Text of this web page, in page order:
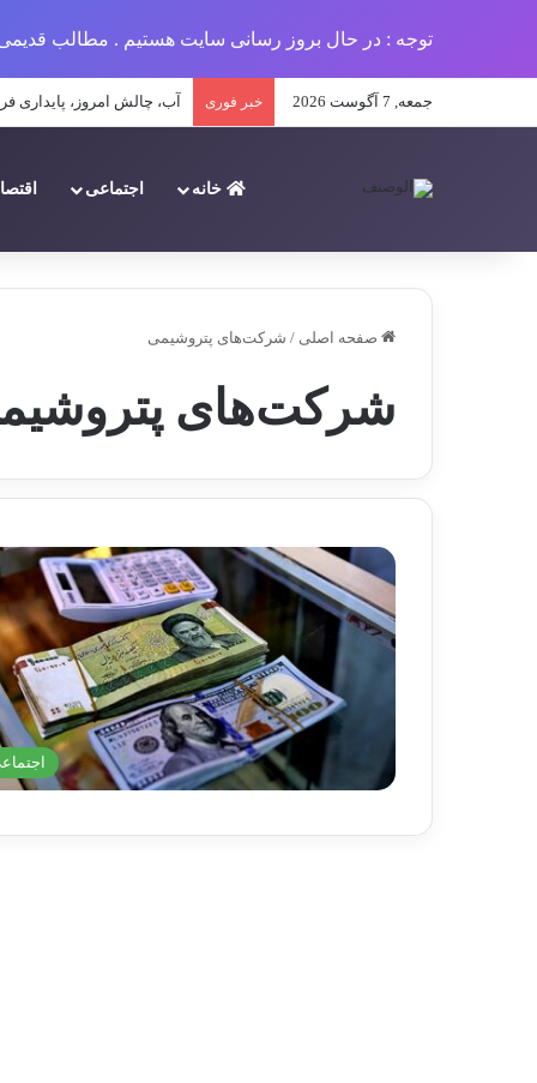
توجه : در حال بروز رسانی سایت هستیم . مطالب قدیمی
جمعه, 7 آگوست 2026 خبر فوری تحلیل جامع پیامدهای
خانه اجتماعی
صفحه اصلی / شرکت‌های پتروشیمی
شرکت‌های